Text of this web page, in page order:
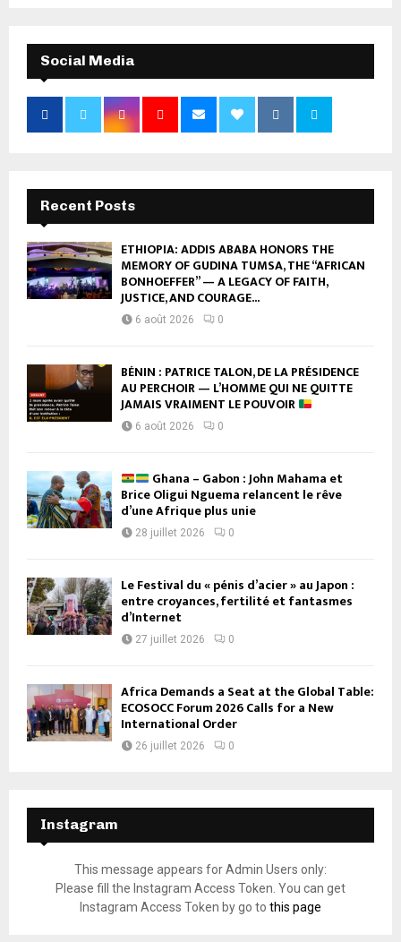
Social Media
Recent Posts
ETHIOPIA: ADDIS ABABA HONORS THE
MEMORY OF GUDINA TUMSA, THE “AFRICAN
BONHOEFFER” — A LEGACY OF FAITH,
JUSTICE, AND COURAGE...
6 août 2026 0
BÉNIN : PATRICE TALON, DE LA PRÉSIDENCE
AU PERCHOIR — L’HOMME QUI NE QUITTE
JAMAIS VRAIMENT LE POUVOIR
6 août 2026 0
Ghana – Gabon : John Mahama et
Brice Oligui Nguema relancent le rêve
d’une Afrique plus unie
28 juillet 2026 0
Le Festival du « pénis d’acier » au Japon :
entre croyances, fertilité et fantasmes
d’Internet
27 juillet 2026 0
Africa Demands a Seat at the Global Table:
ECOSOCC Forum 2026 Calls for a New
International Order
26 juillet 2026 0
Instagram
This message appears for Admin Users only:
Please fill the Instagram Access Token. You can get
Instagram Access Token by go to this page